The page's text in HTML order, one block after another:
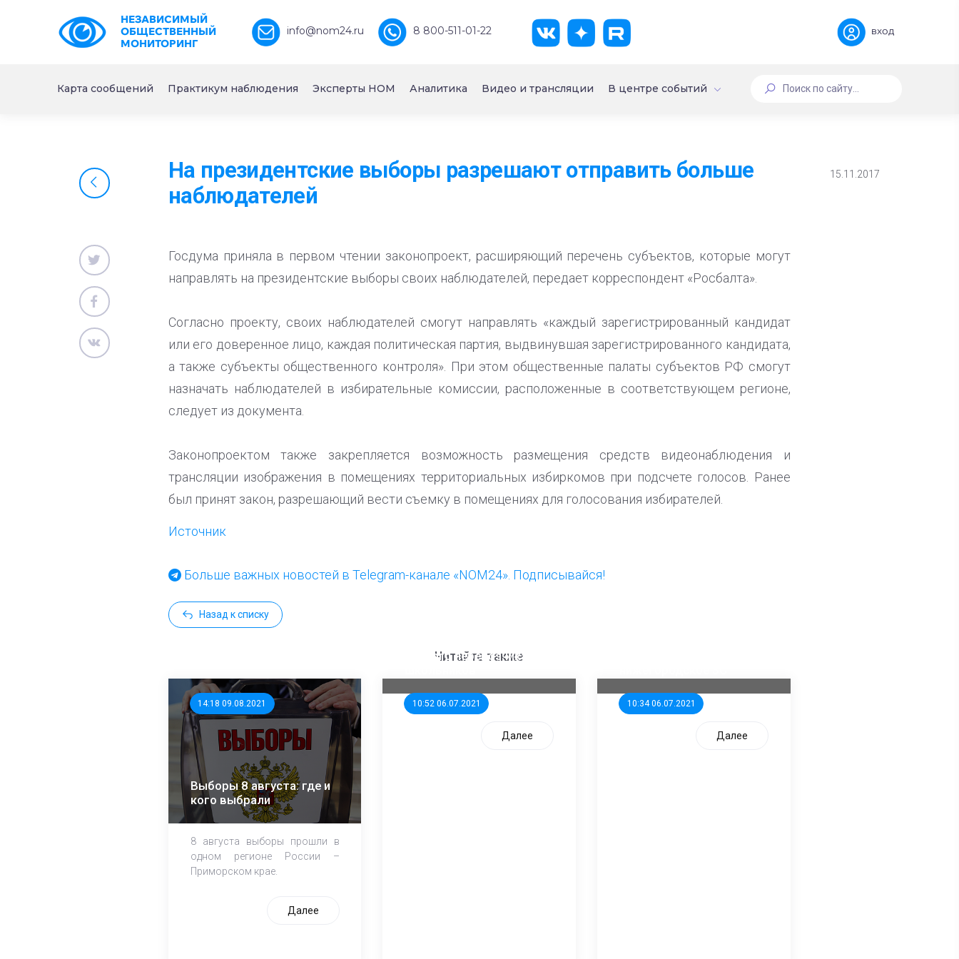
НЕЗАВИСИМЫЙ
ОБЩЕСТВЕННЫЙ
МОНИТОРИНГ
info@nom24.ru 8 800-511-01-22 вход
Карта сообщений Практикум наблюдения Эксперты НОМ Аналитика Видео и трансляции В центре событий
На президентские выборы разрешают отправить больше
наблюдателей
15.11.2017
Госдума приняла в первом чтении законопроект, расширяющий перечень субъектов, которые могут
направлять на президентские выборы своих наблюдателей, передает корреспондент «Росбалта».
Согласно проекту, своих наблюдателей смогут направлять «каждый зарегистрированный кандидат
или его доверенное лицо, каждая политическая партия, выдвинувшая зарегистрированного кандидата,
а также субъекты общественного контроля». При этом общественные палаты субъектов РФ смогут
назначать наблюдателей в избирательные комиссии, расположенные в соответствующем регионе,
следует из документа.
Законопроектом также закрепляется возможность размещения средств видеонаблюдения и
трансляции изображения в помещениях территориальных избиркомов при подсчете голосов. Ранее
был принят закон, разрешающий вести съемку в помещениях для голосования избирателей.
Источник
Больше важных новостей в Telegram-канале «NOM24». Подписывайся!
Назад к списку
Читайте также
14:18 09.08.2021
Выборы 8 августа: где и
кого выбрали
8 августа выборы прошли в
одном регионе России –
Приморском крае.
Далее
10:52 06.07.2021
единого перевозчика для
Далее
10:34 06.07.2021
Далее